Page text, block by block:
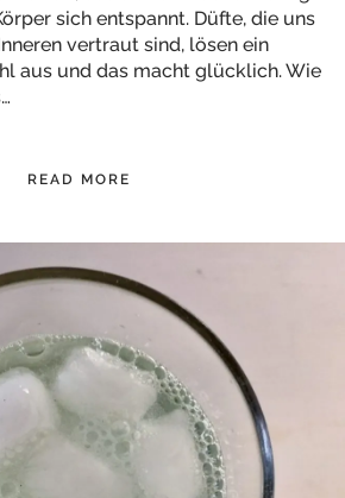
sich entspannt. Düfte, die uns
vertraut sind, lösen ein
aus und das macht glücklich. Wie
READ MORE